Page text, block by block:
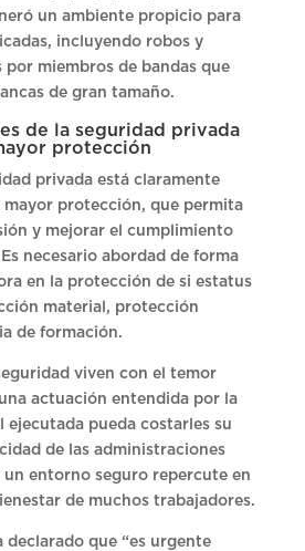
un ambiente propicio para
incluyendo robos y
por miembros de bandas que
de gran tamaño.
de la seguridad privada
protección
privada está claramente
mayor protección, que permita
y mejorar el cumplimiento
necesario abordad de forma
en la protección de si estatus
material, protección
de formación.
viven con el temor
actuación entendida por la
ejecutada pueda costarles su
de las administraciones
entorno seguro repercute en
de muchos trabajadores.
declarado que “es urgente